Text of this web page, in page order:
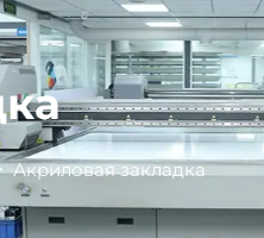
Акриловая закладка